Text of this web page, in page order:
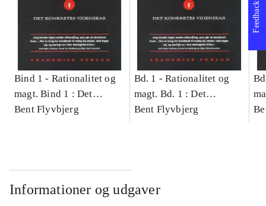
Bind 1 - Rationalitet og
magt. Bind 1 : Det
konkretes videnskab
Bent Flyvbjerg
Bd. 1 -Rationalitet og
magt. Bd. 1 : Det
konkretes videnskab
Bent Flyvbjerg
Informationer og udgaver
Feedback